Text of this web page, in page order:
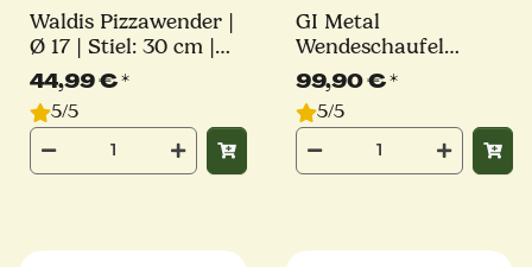
Waldis Pizzawender |
Ø 17 | Stiel: 30 cm |
Linie Classico
44,99 €*
5/5
GI Metal
Wendeschaufel
Azzurra | Ø 20 cm |
Stiellänge 75 cm
99,90 €*
5/5